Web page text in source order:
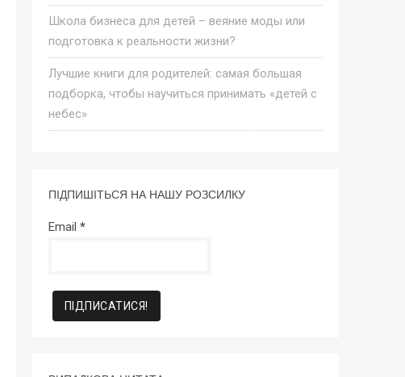
Школа бизнеса для детей – веяние моды или
подготовка к реальности жизни?
Лучшие книги для родителей: самая большая
подборка, чтобы научиться принимать «детей с
небес»
ПІДПИШІТЬСЯ НА НАШУ РОЗСИЛКУ
Email *